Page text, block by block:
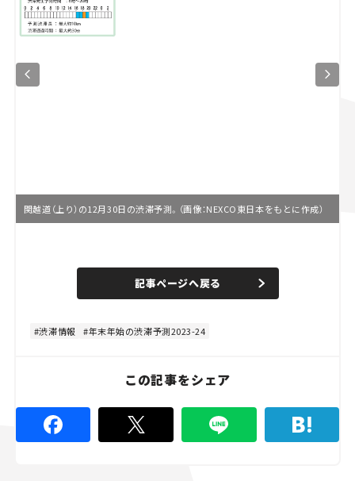
関越道（上り）の12月30日の渋滞予測。（画像：NEXCO東日本をもとに作成）
n
e
d
3
%
記事ページへ戻る
渋滞情報 年末年始の渋滞予測2023-24
この記事をシェア